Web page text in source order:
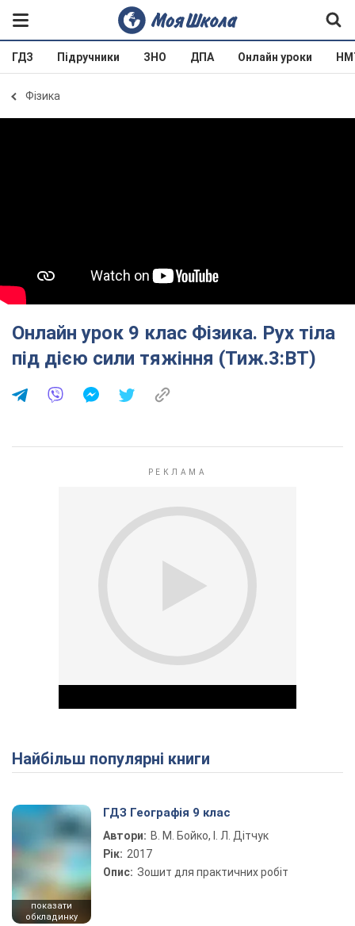
ГДЗ Підручники ЗНО ДПА Онлайн уроки
Фізика
Онлайн урок 9 клас Фізика. Рух тіла
під дією сили тяжіння (Тиж.3:ВТ)
Play Video
Найбільш популярні книги
показати
обкладинку
ГДЗ Географія 9 клас
Автори: В. М. Бойко, І. Л. Дітчук
Рік: 2017
Опис: Зошит для практичних робіт